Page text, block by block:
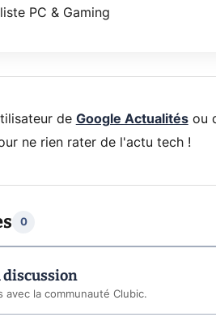
PC & Gaming
de Google Actualitésou
ne rien rater de l'actu tech !
0
discussion
avec la communauté Clubic.